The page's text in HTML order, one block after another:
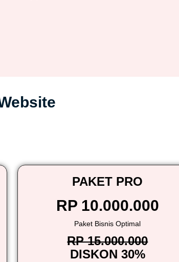
PAKET PRO
RP 10.000.000
Paket Bisnis Optimal
RP 15.000.000
DISKON 30%